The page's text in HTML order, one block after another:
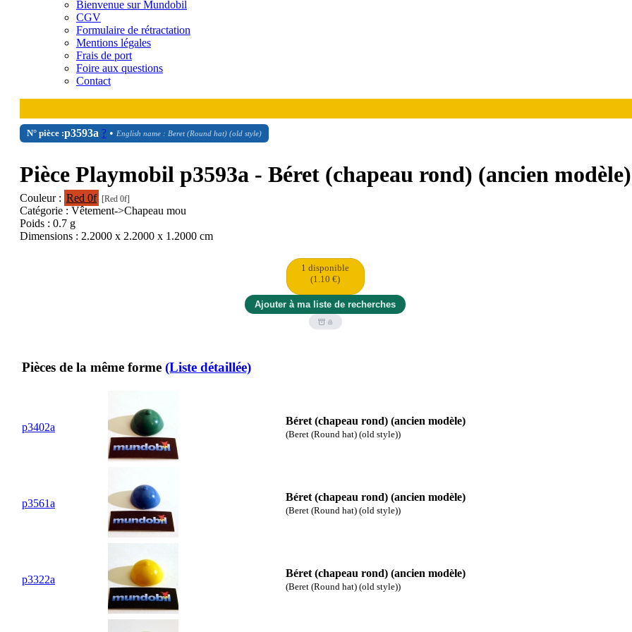
Bienvenue sur Mundobil
CGV
Formulaire de rétractation
Mentions légales
Frais de port
Foire aux questions
Contact
N° pièce :p3593a ?• English name : Beret (Round hat) (old style)
Pièce Playmobil p3593a - Béret (chapeau rond) (ancien modèle)
Couleur : Red 0f [Red 0f]
Catégorie : Vêtement->Chapeau mou
Poids : 0.7 g
Dimensions : 2.2000 x 2.2000 x 1.2000 cm
1 disponible
(1.10 €)
Pièces de la même forme (Liste détaillée)
p3402a
Béret (chapeau rond) (ancien modèle)
(Beret (Round hat) (old style))
p3561a
Béret (chapeau rond) (ancien modèle)
(Beret (Round hat) (old style))
p3322a
Béret (chapeau rond) (ancien modèle)
(Beret (Round hat) (old style))